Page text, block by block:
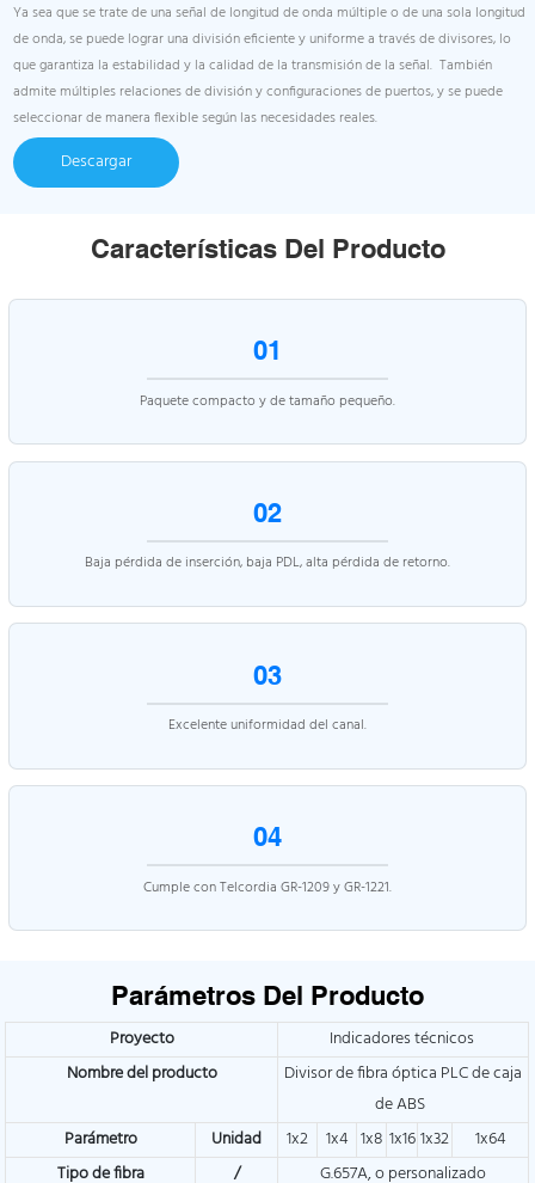
Ya sea que se trate de una señal de longitud de onda múltiple o de una sola longitud
de onda, se puede lograr una división eficiente y uniforme a través de divisores, lo
que garantiza la estabilidad y la calidad de la transmisión de la señal. También
admite múltiples relaciones de división y configuraciones de puertos, y se puede
seleccionar de manera flexible según las necesidades reales.
Descargar
Características Del Producto
01
Paquete compacto y de tamaño pequeño.
02
Baja pérdida de inserción, baja PDL, alta pérdida de retorno.
03
Excelente uniformidad del canal.
04
Cumple con Telcordia GR-1209 y GR-1221.
Parámetros Del Producto
Proyecto
Indicadores técnicos
Nombre del producto
Divisor de fibra óptica PLC de caja
de ABS
Parámetro
Unidad 1x2 1x4 1x8 1x161x32
1x64
Tipo de fibra
/ G.657A, o personalizado